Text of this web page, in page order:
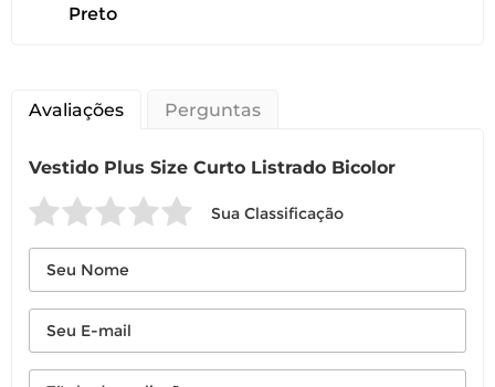
Preto
Avaliações Perguntas
Vestido Plus Size Curto Listrado Bicolor
Sua Classificação